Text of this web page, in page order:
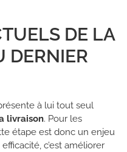
DE LA
DERNIER
à lui tout seul
livraison. Pour les
étape est donc un enjeu
c’est améliorer